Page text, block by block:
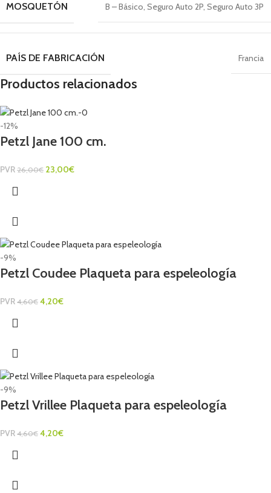
MOSQUETÓN B – Básico, Seguro Auto 2P, Seguro Auto 3P
PAÍS DE FABRICACIÓN Francia
Productos relacionados
-12%
Petzl Jane 100 cm.
PVR 26,00€ 23,00€
-9%
Petzl Coudee Plaqueta para espeleología
PVR 4,60€ 4,20€
-9%
Petzl Vrillee Plaqueta para espeleología
PVR 4,60€ 4,20€